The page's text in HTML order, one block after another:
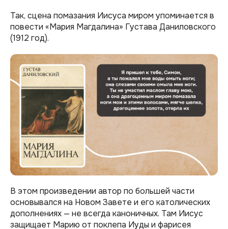
Так, сцена помазания Иисуса миром упоминается в
повести «Мария Магдалина»‎ Густава Даниловского
(1912 год).
В этом произведении автор по большей части
основывался на Новом Завете и его католических
дополнениях — не всегда каноничных. Там Иисус
защищает Марию от поклепа Иуды и фарисея